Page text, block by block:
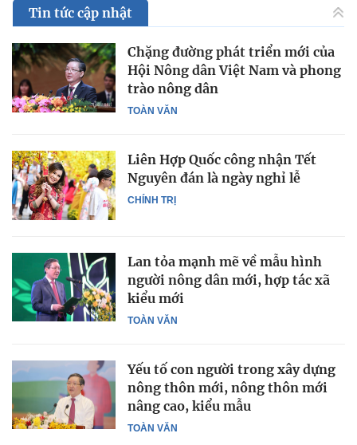
Tin tức cập nhật
TOÀN VĂN
Chặng đường phát triển mới của
Hội Nông dân Việt Nam và phong
trào nông dân
CHÍNH TRỊ
Liên Hợp Quốc công nhận Tết
Nguyên đán là ngày nghỉ lễ
TOÀN VĂN
Lan tỏa mạnh mẽ về mẫu hình
người nông dân mới, hợp tác xã
kiểu mới
TOÀN VĂN
Yếu tố con người trong xây dựng
nông thôn mới, nông thôn mới
nâng cao, kiểu mẫu